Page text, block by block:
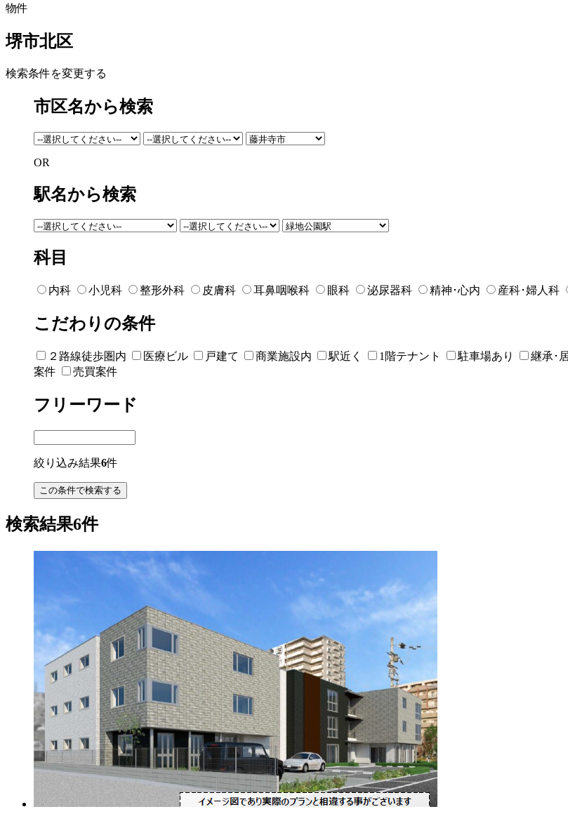
物件
堺市北区
検索条件を変更する
市区名から検索
OR
駅名から検索
科目
内科 小児科 整形外科 皮膚科 耳鼻咽喉科 眼科 泌尿器科 精神･心内 産科･婦人科
こだわりの条件
２路線徒歩圏内 医療ビル 戸建て 商業施設内 駅近く 1階テナント 駐車場あり 継承･
案件
売買案件
フリーワード
絞り込み結果6件
検索結果6件